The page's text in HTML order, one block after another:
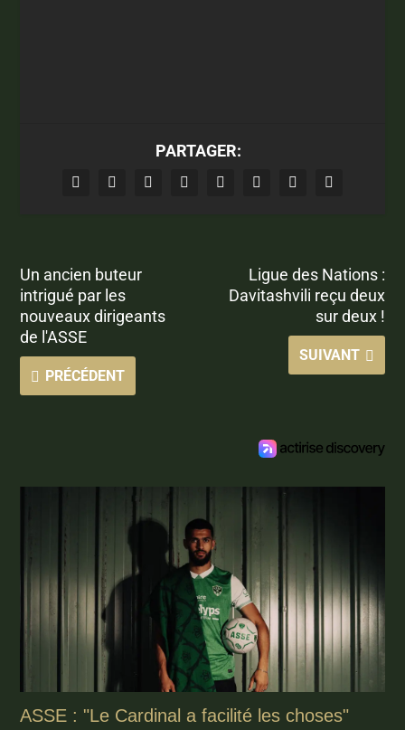
PARTAGER:
Un ancien buteur
intrigué par les
nouveaux dirigeants
de l'ASSE
PRÉCÉDENT
Ligue des Nations :
Davitashvili reçu deux
sur deux !
SUIVANT
ASSE : "Le Cardinal a facilité les choses"